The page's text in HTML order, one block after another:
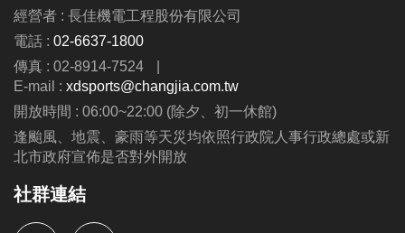
經營者 : 長佳機電工程股份有限公司
電話 : 02-6637-1800
傳真 : 02-8914-7524
E-mail : xdsports@changjia.com.tw
開放時間 : 06:00~22:00 (除夕、初一休館)
逢颱風、地震、豪雨等天災均依照行政院人事行政總處或新
北市政府宣佈是否對外開放
社群連結